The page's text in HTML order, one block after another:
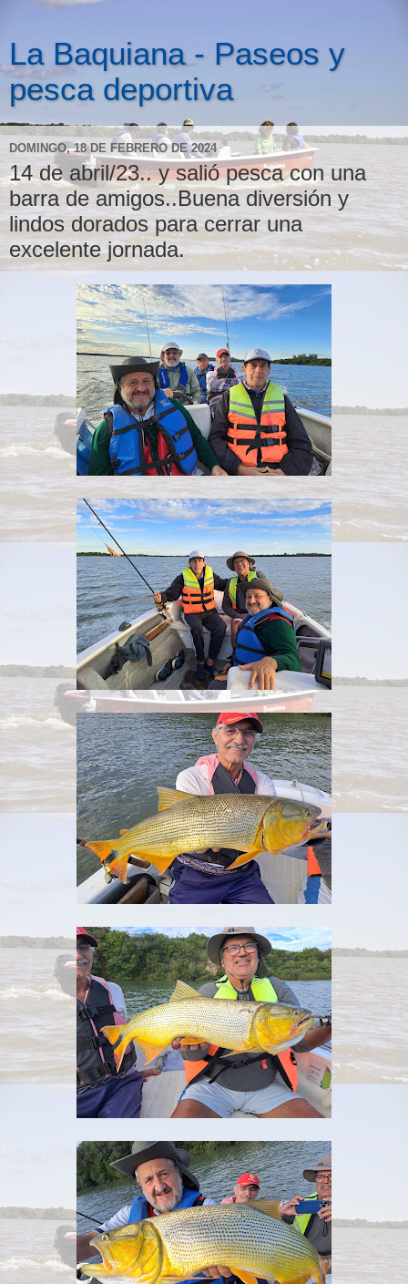
La Baquiana - Paseos y
pesca deportiva
DOMINGO, 18 DE FEBRERO DE 2024
14 de abril/23.. y salió pesca con una
barra de amigos..Buena diversión y
lindos dorados para cerrar una
excelente jornada.